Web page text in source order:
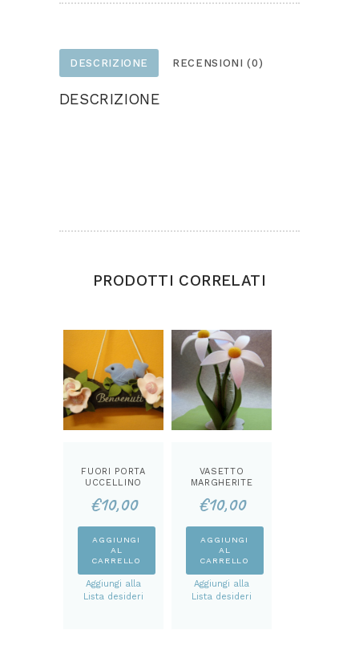
DESCRIZIONE RECENSIONI (0)
DESCRIZIONE
PRODOTTI CORRELATI
FUORI PORTA
UCCELLINO
CARTAMODEL
€10,00
AGGIUNGI
AL
CARRELLO
Aggiungi alla
Lista desideri
VASETTO
MARGHERITE
LO
€10,00
AGGIUNGI
AL
CARRELLO
Aggiungi alla
Lista desideri